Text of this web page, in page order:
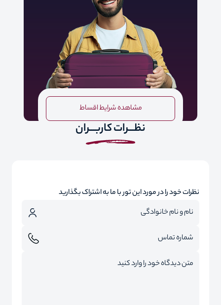
مشاهده شرایط اقساط
نظـــرات کاربـــران
نظرات خود را در مورد این تور با ما به اشتراک بگذارید